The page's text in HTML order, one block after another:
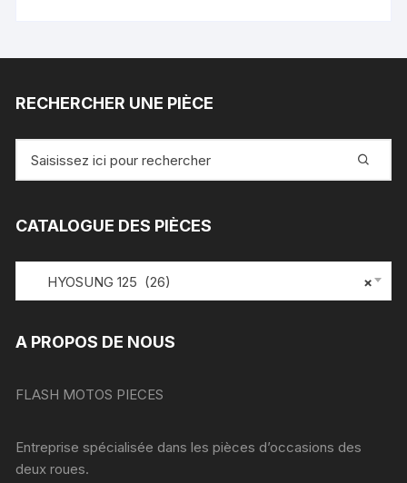
RECHERCHER UNE PIÈCE
pour
CATALOGUE DES PIÈCES
×
HYOSUNG 125 (26)
A PROPOS DE NOUS
FLASH MOTOS PIECES
Entreprise spécialisée dans les pièces d’occasions des
deux roues.